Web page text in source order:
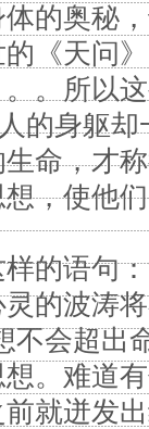
的奥秘
《天问
。所以
的身躯
命，才
，使他
的语句
的波涛
不会超出
。难道
就迸发